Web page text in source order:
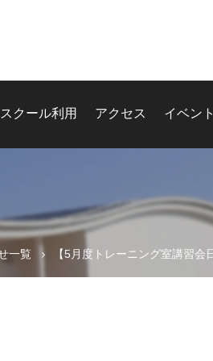
スクール利用 アクセス イベント
一覧